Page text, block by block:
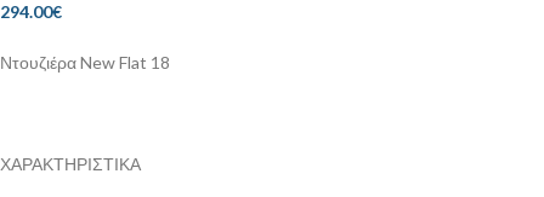
294.00€
Ντουζιέρα New Flat 18
ΧΑΡΑΚΤΗΡΙΣΤΙΚΑ